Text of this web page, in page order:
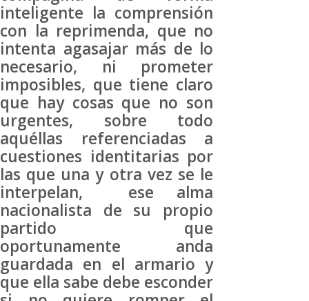
inteligente la comprensión
con la reprimenda, que no
intenta agasajar más de lo
necesario, ni prometer
imposibles, que tiene claro
que hay cosas que no son
urgentes, sobre todo
aquéllas referenciadas a
cuestiones identitarias por
las que una y otra vez se le
interpelan, ese alma
nacionalista de su propio
partido que
oportunamente anda
guardada en el armario y
que ella sabe debe esconder